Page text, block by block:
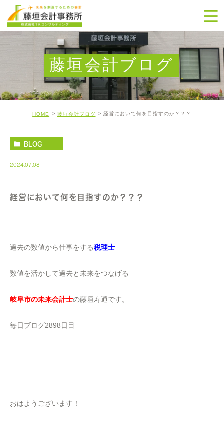
藤垣会計ブログ
HOME 藤垣会計ブログ 経営において何を目指すのか？？？
BLOG
2024.07.08
経営において何を目指すのか？？？
過去の数値から仕事をする税理士
数値を活かして過去と未来をつなげる
岐阜市の未来会計士の藤垣寿通です。
毎日ブログ2898日目
おはようございます！